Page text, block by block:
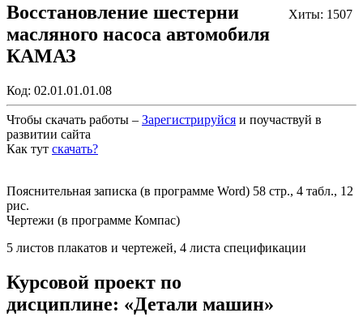
Хиты: 1507
Восстановление шестерни
масляного насоса автомобиля
КАМАЗ
Код: 02.01.01.01.08
Чтобы скачать работы – Зарегистрируйся и поучаствуй в
развитии сайта
Как тут скачать?
Пояснительная записка (в программе Word) 58 стр., 4 табл., 12
рис.
Чертежи (в программе Компас)
5 листов плакатов и чертежей, 4 листа спецификации
Курсовой проект по
дисциплине: «Детали машин»